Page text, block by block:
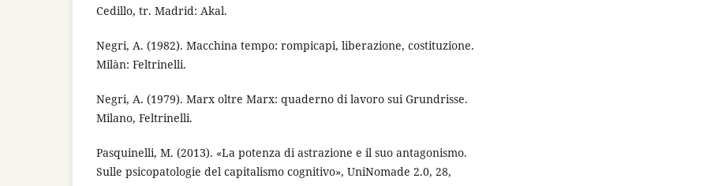
Cedillo, tr. Madrid: Akal.
Negri, A. (1982). Macchina tempo: rompicapi, liberazione, costituzione.
Milàn: Feltrinelli.
Negri, A. (1979). Marx oltre Marx: quaderno di lavoro sui Grundrisse.
Milano, Feltrinelli.
Pasquinelli, M. (2013). «La potenza di astrazione e il suo antagonismo.
Sulle psicopatologie del capitalismo cognitivo», UniNomade 2.0, 28,